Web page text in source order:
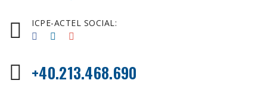
ICPE-ACTEL SOCIAL:
+40.213.468.690